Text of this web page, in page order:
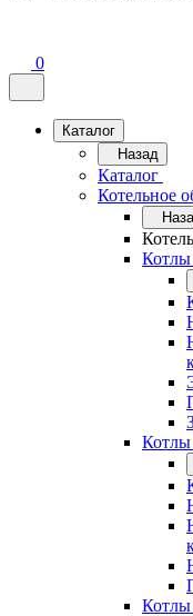
0
Каталог
Назад
Каталог
Котельное
Котлы
Котлы
Котлы